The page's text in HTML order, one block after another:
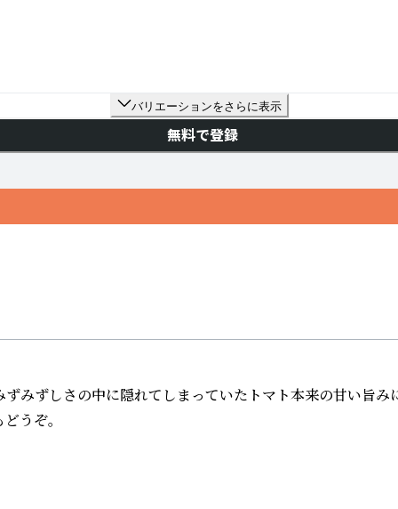
バリエーションをさらに表示
無料で登録
ずしさの中に隠れてしまっていたトマト本来の甘い
うぞ。